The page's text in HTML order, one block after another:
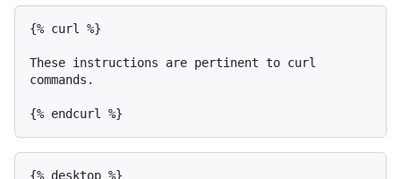
{% curl %}
These instructions are pertinent to curl
commands.
{% desktop %}